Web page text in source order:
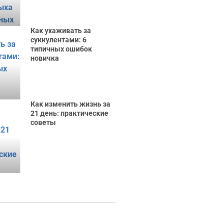
Как ухаживать за
суккулентами: 6
типичных ошибок
новичка
Как изменить жизнь за
21 день: практические
советы